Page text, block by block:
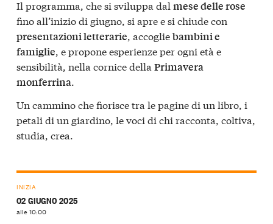
Il programma, che si sviluppa dal mese delle rose
fino all’inizio di giugno, si apre e si chiude con
presentazioni letterarie, accogliebambini e
famiglie, e propone esperienze per ogni età e
sensibilità, nella cornice della Primavera
monferrina.
Un cammino che fiorisce tra le pagine di un libro, i
petali di un giardino, le voci di chi racconta, coltiva,
studia, crea.
INIZIA
02 GIUGNO 2025
alle 10:00